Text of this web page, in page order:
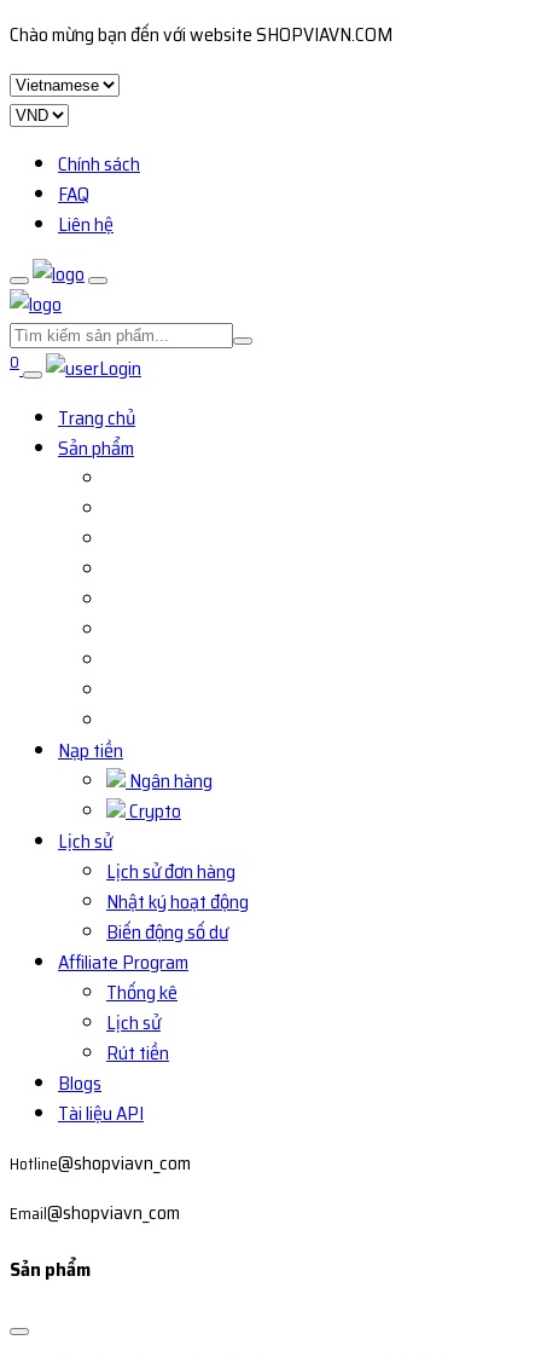
Chào mừng bạn đến với website SHOPVIAVN.COM
Chính sách
FAQ
Liên hệ
0
Login
Trang chủ
Sản phẩm
Nạp tiền
Ngân hàng
Crypto
Lịch sử
Lịch sử đơn hàng
Nhật ký hoạt động
Biến động số dư
Affiliate Program
Thống kê
Lịch sử
Rút tiền
Blogs
Tài liệu API
Hotline@shopviavn_com
Email@shopviavn_com
Sản phẩm